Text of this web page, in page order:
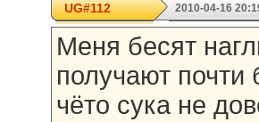
UG#112 2010-04-16
Меня бесят
получают почти
чёто сука не